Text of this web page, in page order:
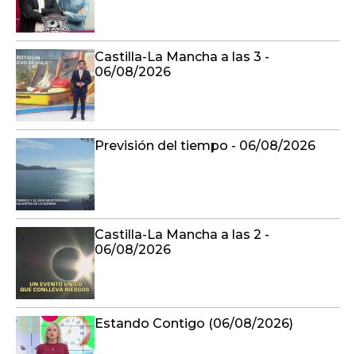
Castilla-La Mancha a las 3 -
06/08/2026
Previsión del tiempo - 06/08/2026
Castilla-La Mancha a las 2 -
06/08/2026
Estando Contigo (06/08/2026)